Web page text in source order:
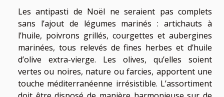
Les antipasti de Noël ne seraient pas complets
sans l’ajout de légumes marinés : artichauts à
l’huile, poivrons grillés, courgettes et aubergines
marinées, tous relevés de fines herbes et d’huile
d’olive extra-vierge. Les olives, qu’elles soient
vertes ou noires, nature ou farcies, apportent une
touche méditerranéenne irrésistible. L’assortiment